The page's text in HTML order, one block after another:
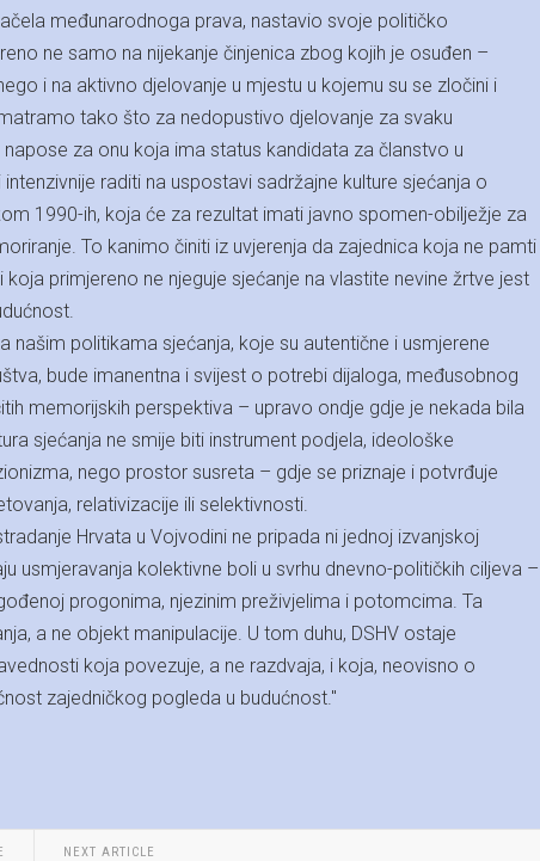
međunarodnoga prava, nastavio svoje političko
ne samo na nijekanje činjenica zbog kojih je osuđen –
i na aktivno djelovanje u mjestu u kojemu su se zločini i
tako što za nedopustivo djelovanje za svaku
za onu koja ima status kandidata za članstvo u
raditi na uspostavi sadržajne kulture sjećanja o
1990-ih, koja će za rezultat imati javno spomen-obilježje za
To kanimo činiti iz uvjerenja da zajednica koja ne pamti
primjereno ne njeguje sjećanje na vlastite nevine žrtve jest
našim politikama sjećanja, koje su autentične i usmjerene
bude imanentna i svijest o potrebi dijaloga, međusobnog
memorijskih perspektiva – upravo ondje gdje je nekada bila
sjećanja ne smije biti instrument podjela, ideološke
nego prostor susreta – gdje se priznaje i potvrđuje
relativizacije ili selektivnosti.
Hrvata u Vojvodini ne pripada ni jednoj izvanjskoj
usmjeravanja kolektivne boli u svrhu dnevno-političkih ciljeva –
progonima, njezinim preživjelima i potomcima. Ta
a ne objekt manipulacije. U tom duhu, DSHV ostaje
koja povezuje, a ne razdvaja, i koja, neovisno o
zajedničkog pogleda u budućnost."
NEXT ARTICLE